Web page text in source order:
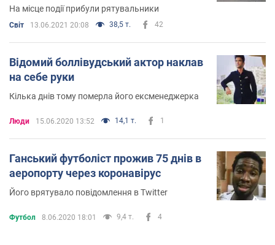
На місце події прибули рятувальники
Світ 13.06.2021 20:08 38,5 т. 42
Відомий боллівудський актор наклав
на себе руки
Кілька днів тому померла його ексменеджерка
Люди 15.06.2020 13:52 14,1 т. 1
Ганський футболіст прожив 75 днів в
аеропорту через коронавірус
Його врятувало повідомлення в Twitter
Футбол 8.06.2020 18:01 9,4 т. 4